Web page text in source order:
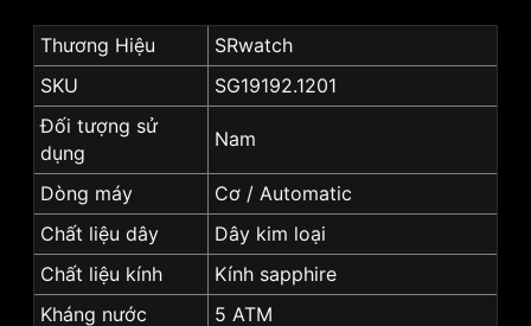
Thương Hiệu
SRwatch
SKU
SG19192.1201
Đối tượng sử
dụng
Nam
Dòng máy
Cơ / Automatic
Chất liệu dây
Dây kim loại
Chất liệu kính
Kính sapphire
Kháng nước
5 ATM